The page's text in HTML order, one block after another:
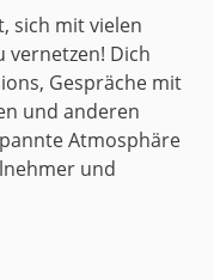
sich mit vielen
vernetzen! Dich
Gespräche mit
und anderen
Atmosphäre
und